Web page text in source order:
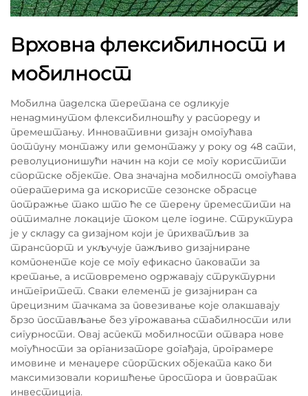
Врховна флексибилност и
мобилност
Мобилна паделска теретана се одликује
ненадминутом флексибилношћу у распореду и
премештању. Инновативни дизајн омогућава
потпуну монтажу или демонтажу у року од 48 сати,
револуционишући начин на који се могу користити
спортске објекте. Ова значајна мобилност омогућава
оператерима да искористе сезонске обрасце
потражње тако што ће се терену преместити на
оптималне локације током целе године. Структура
је у складу са дизајном који је прихватљив за
транспорт и укључује пажљиво дизајниране
компоненте које се могу ефикасно паковати за
кретање, а истовремено одржавају структурни
интегритет. Сваки елемент је дизајниран са
прецизним тачкама за повезивање које олакшавају
брзо постављање без угрожавања стабилности или
сигурности. Овај аспект мобилности отвара нове
могућности за организаторе догађаја, програмере
имовине и менаџере спортских објеката како би
максимизовали коришћење простора и повратак
инвестиција.